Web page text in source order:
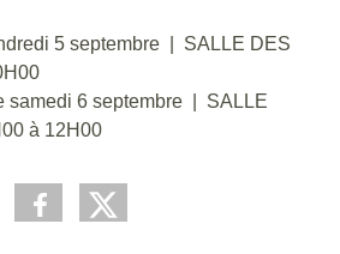
5 septembre | SALLE DES
samedi 6 septembre | SALLE
à 12H00